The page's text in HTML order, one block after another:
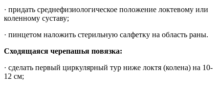
· придать среднефизиологическое положение локтевому или
коленному суставу;
· пинцетом наложить стерильную салфетку на область раны.
Сходящаяся черепашья повязка:
· сделать первый циркулярный тур ниже локтя (колена) на 10-
12 см;